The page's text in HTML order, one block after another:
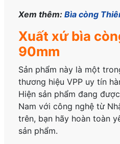
Xem thêm:Bìa còng
Xuất xứ bìa
90mm
Sản phẩm này là một
thương hiệu VPP uy tín
Hiện sản phẩm đang
Nam với công nghệ từ
trên, bạn hãy hoàn toàn
sản phẩm.